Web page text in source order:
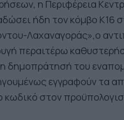
η Περιφέρεια
ήδη τον κόμβο Κ16
Λαχαναγοράς»,ο
περαιτέρω
δημοπράτησή του
εγγραφούν τα
κωδικό στον